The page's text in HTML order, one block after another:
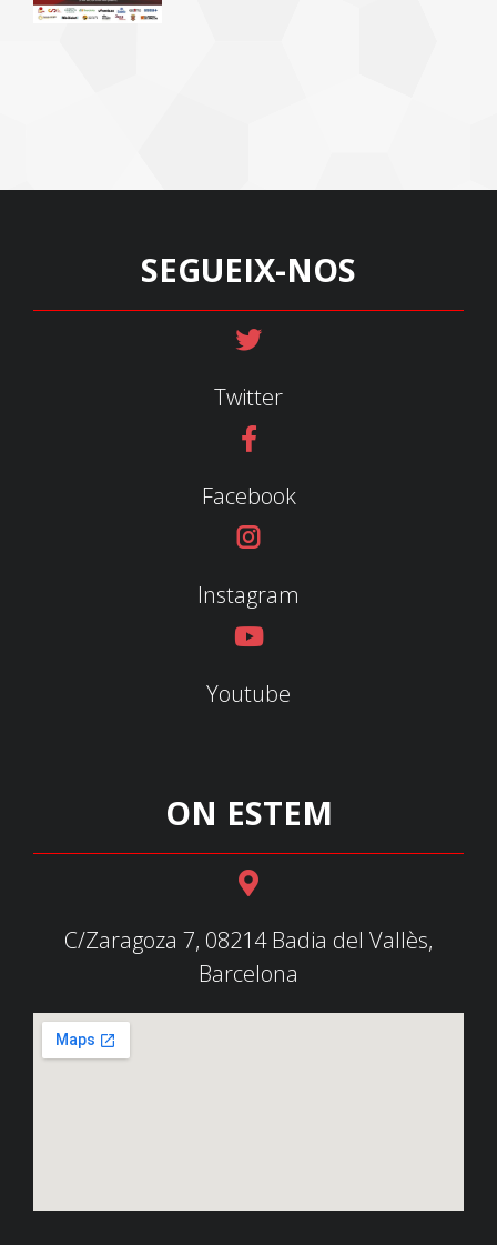
SEGUEIX-NOS
Twitter
Facebook
Instagram
Youtube
ON ESTEM
C/Zaragoza 7, 08214 Badia del Vallès,
Barcelona